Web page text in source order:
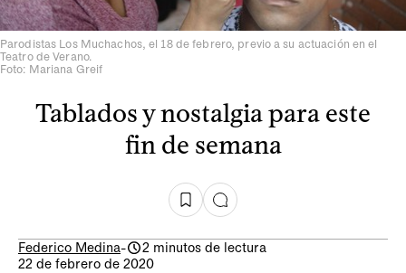
Parodistas Los Muchachos, el 18 de febrero, previo a su actuación en el
Teatro de Verano.
Foto: Mariana Greif
Tablados y nostalgia para este
fin de semana
Federico Medina-
2 minutos de lectura
22 de febrero de 2020